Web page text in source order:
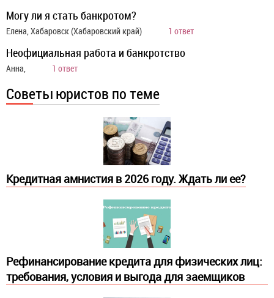
Могу ли я стать банкротом?
Елена, Хабаровск (Хабаровский край) 1 ответ
Неофициальная работа и банкротство
Анна, 1 ответ
Советы юристов по теме
Кредитная амнистия в 2026 году. Ждать ли ее?
Рефинансирование кредита для физических лиц:
требования, условия и выгода для заемщиков